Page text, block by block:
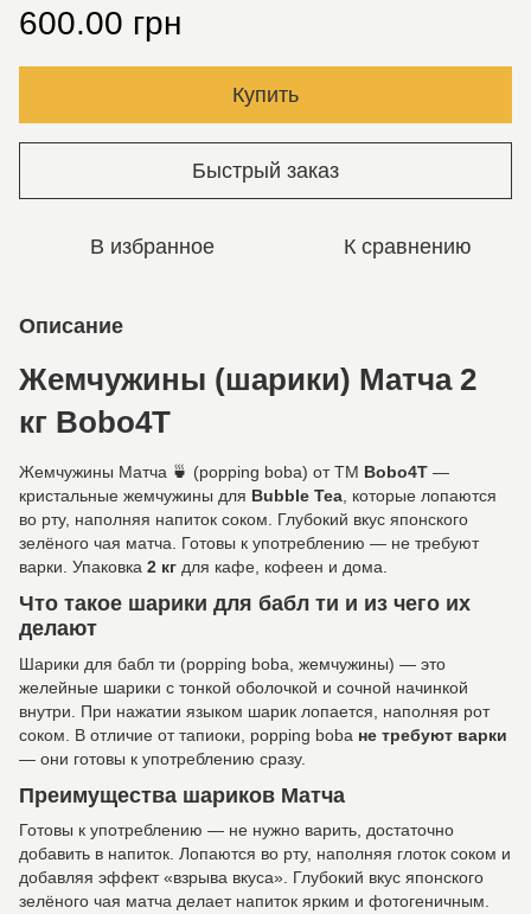
600.00 грн
Купить
Быстрый заказ
В избранное К сравнению
Описание
Жемчужины (шарики) Матча 2
кг Bobo4T
Жемчужины Матча 🍵 (popping boba) от ТМ Bobo4T —
кристальные жемчужины для Bubble Tea , которые лопаются
во рту, наполняя напиток соком. Глубокий вкус японского
зелёного чая матча. Готовы к употреблению — не требуют
варки. Упаковка 2 кг для кафе, кофеен и дома.
Что такое шарики для бабл ти и из чего их
делают
Шарики для бабл ти (popping boba, жемчужины) — это
желейные шарики с тонкой оболочкой и сочной начинкой
внутри. При нажатии языком шарик лопается, наполняя рот
соком. В отличие от тапиоки, popping boba не требуют варки
— они готовы к употреблению сразу.
Преимущества шариков Матча
Готовы к употреблению — не нужно варить, достаточно
добавить в напиток. Лопаются во рту, наполняя глоток соком и
добавляя эффект «взрыва вкуса». Глубокий вкус японского
зелёного чая матча делает напиток ярким и фотогеничным.